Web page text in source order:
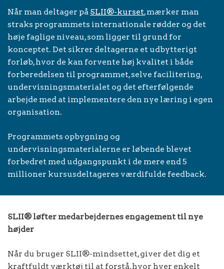
Når man deltager på SLII®-kurset, mærker man
straks programmets internationale rødder og det
høje faglige niveau, som ligger til grund for
konceptet. Det sikrer deltagerne et udbytterigt
forløb, hvor de kan forvente høj kvalitet i både
forberedelsen til programmet, selve facilitering,
undervisningsmaterialet og det efterfølgende
arbejde med at implementere den nye læring i egen
organisation.
Programmets opbygning og
undervisningsmaterialerne er løbende blevet
forbedret med udgangspunkt i de mere end 5
millioner kursusdeltageres værdifulde feedback.
SLII® løfter medarbejdernes engagement til nye
højder
Når du bruger SLII®-mindsettet, giver det dig et
kraftfuldt værktøj til at forstå, hvor hver enkelt